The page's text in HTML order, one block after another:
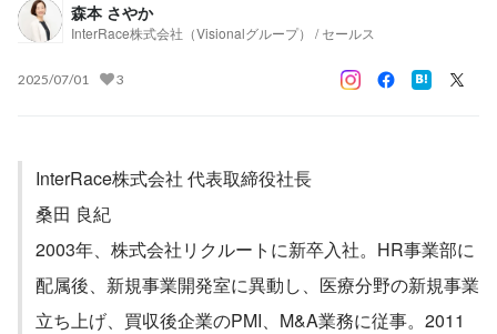
森本 さやか
InterRace株式会社（Visionalグループ） / セールス
2025/07/01 3
InterRace株式会社 代表取締役社長
桑田 良紀
2003年、株式会社リクルートに新卒入社。HR事業部に
配属後、新規事業開発室に異動し、医療分野の新規事業
立ち上げ、買収後企業のPMI、M&A業務に従事。2011